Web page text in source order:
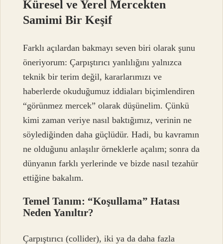
Küresel ve Yerel Mercekten
Samimi Bir Keşif
Farklı açılardan bakmayı seven biri olarak şunu
öneriyorum: Çarpıştırıcı yanlılığını yalnızca
teknik bir terim değil, kararlarımızı ve
haberlerde okuduğumuz iddiaları biçimlendiren
“görünmez mercek” olarak düşünelim. Çünkü
kimi zaman veriye nasıl baktığımız, verinin ne
söylediğinden daha güçlüdür. Hadi, bu kavramın
ne olduğunu anlaşılır örneklerle açalım; sonra da
dünyanın farklı yerlerinde ve bizde nasıl tezahür
ettiğine bakalım.
Temel Tanım: “Koşullama” Hatası
Neden Yanıltır?
Çarpıştırıcı (collider), iki ya da daha fazla